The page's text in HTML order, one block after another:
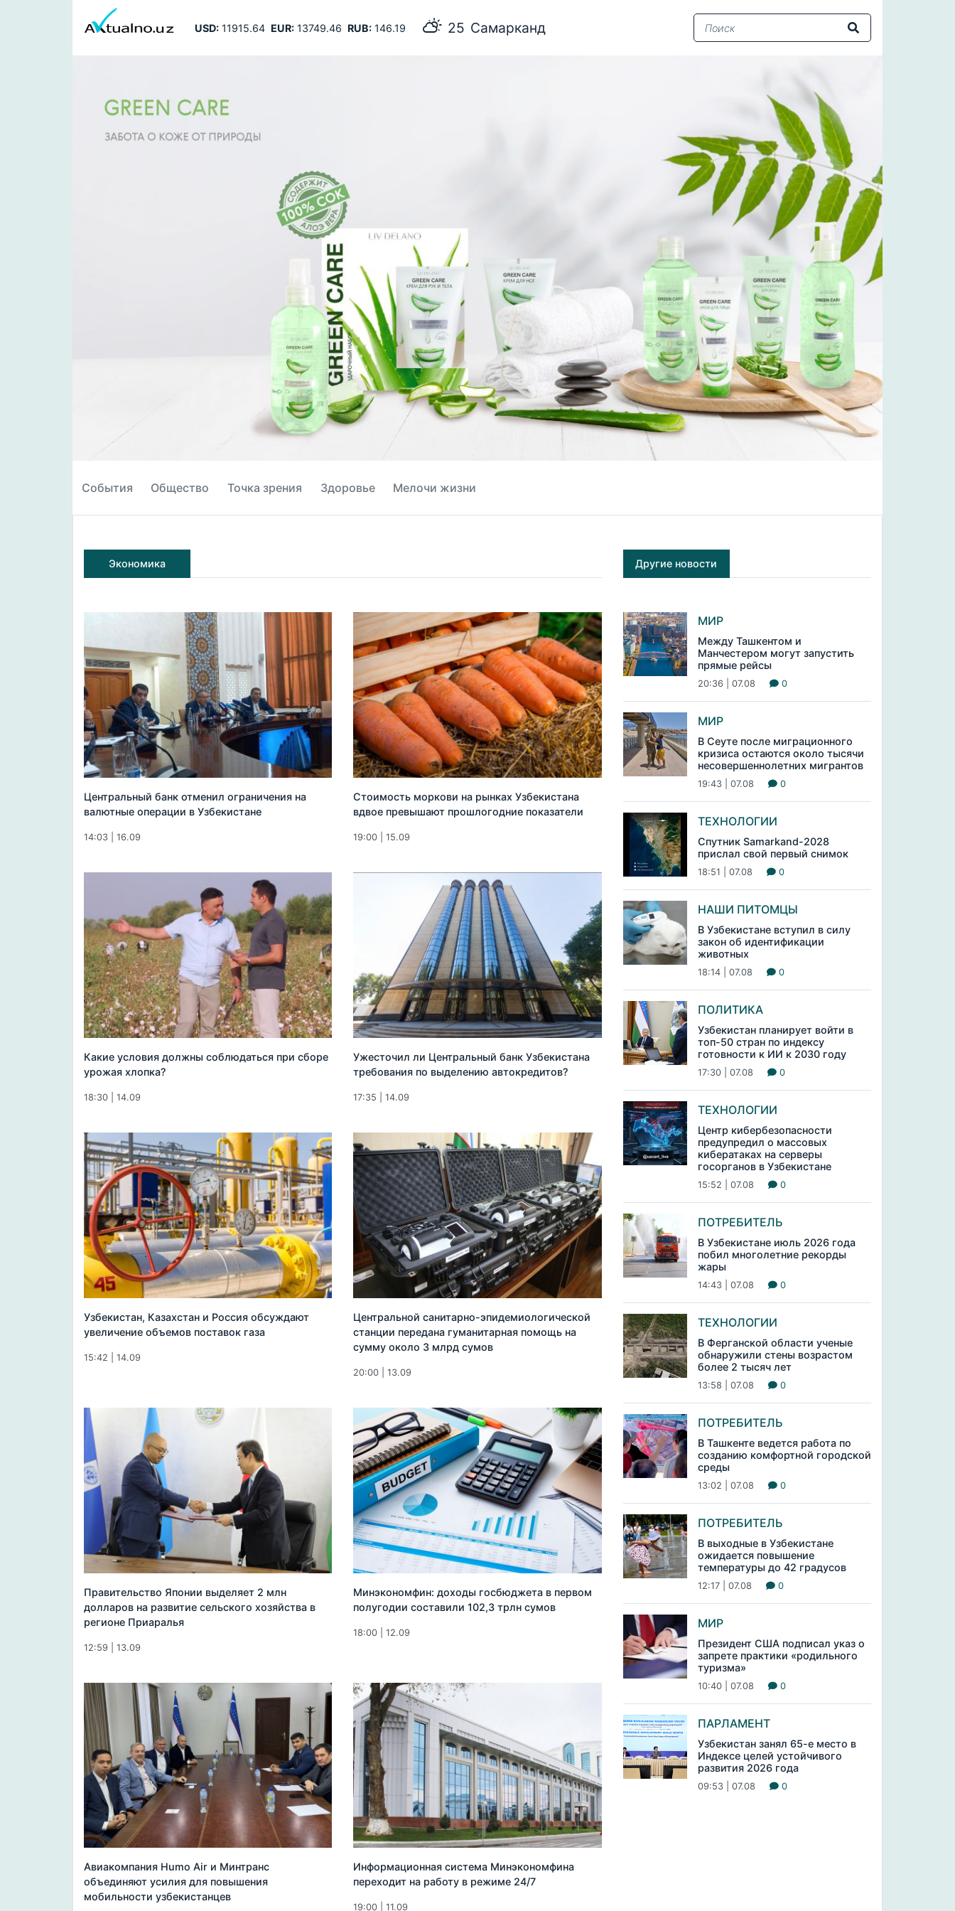
USD:11915.64 EUR:13749.46 RUB:146.19 25 Самарканд
События Общество Точка зрения Здоровье Мелочи жизни
Экономика
Центральный банк отменил ограничения на
валютные операции в Узбекистане
14:03 | 16.09
Стоимость моркови на рынках Узбекистана
вдвое превышают прошлогодние показатели
19:00 | 15.09
Какие условия должны соблюдаться при сборе
урожая хлопка?
18:30 | 14.09
Ужесточил ли Центральный банк Узбекистана
требования по выделению автокредитов?
17:35 | 14.09
Узбекистан, Казахстан и Россия обсуждают
увеличение объемов поставок газа
15:42 | 14.09
Центральной санитарно-эпидемиологической
станции передана гуманитарная помощь на
сумму около 3 млрд сумов
20:00 | 13.09
Правительство Японии выделяет 2 млн
долларов на развитие сельского хозяйства в
регионе Приаралья
12:59 | 13.09
Минэкономфин: доходы госбюджета в первом
полугодии составили 102,3 трлн сумов
18:00 | 12.09
Авиакомпания Humo Air и Минтранс
объединяют усилия для повышения
мобильности узбекистанцев
Информационная система Минэкономфина
переходит на работу в режиме 24/7
19:00 | 11.09
Другие новости
МИР
Между Ташкентом и
Манчестером могут запустить
прямые рейсы
20:36 | 07.08 0
МИР
В Сеуте после миграционного
кризиса остаются около тысячи
несовершеннолетних мигрантов
19:43 | 07.08 0
ТЕХНОЛОГИИ
Спутник Samarkand-2028
прислал свой первый снимок
18:51 | 07.08 0
НАШИ ПИТОМЦЫ
В Узбекистане вступил в силу
закон об идентификации
животных
18:14 | 07.08 0
ПОЛИТИКА
Узбекистан планирует войти в
топ-50 стран по индексу
готовности к ИИ к 2030 году
17:30 | 07.08 0
ТЕХНОЛОГИИ
Центр кибербезопасности
предупредил о массовых
кибератаках на серверы
госорганов в Узбекистане
15:52 | 07.08 0
ПОТРЕБИТЕЛЬ
В Узбекистане июль 2026 года
побил многолетние рекорды
жары
14:43 | 07.08 0
ТЕХНОЛОГИИ
В Ферганской области ученые
обнаружили стены возрастом
более 2 тысяч лет
13:58 | 07.08 0
ПОТРЕБИТЕЛЬ
В Ташкенте ведется работа по
созданию комфортной городской
среды
13:02 | 07.08 0
ПОТРЕБИТЕЛЬ
В выходные в Узбекистане
ожидается повышение
температуры до 42 градусов
12:17 | 07.08 0
МИР
Президент США подписал указ о
запрете практики «родильного
туризма»
10:40 | 07.08 0
ПАРЛАМЕНТ
Узбекистан занял 65-е место в
Индексе целей устойчивого
развития 2026 года
09:53 | 07.08 0